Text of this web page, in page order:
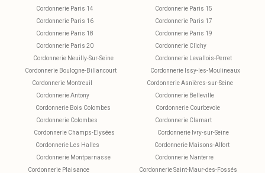
Cordonnerie Paris 14
Cordonnerie Paris 15
Cordonnerie Paris 16
Cordonnerie Paris 17
Cordonnerie Paris 18
Cordonnerie Paris 19
Cordonnerie Paris 20
Cordonnerie Clichy
Cordonnerie Neuilly-Sur-Seine
Cordonnerie Levallois-Perret
Cordonnerie Boulogne-Billancourt
Cordonnerie Issy-les-Moulineaux
Cordonnerie Montreuil
Cordonnerie Asnières-sur-Seine
Cordonnerie Antony
Cordonnerie Belleville
Cordonnerie Bois Colombes
Cordonnerie Courbevoie
Cordonnerie Colombes
Cordonnerie Clamart
Cordonnerie Champs-Elysées
Cordonnerie Ivry-sur-Seine
Cordonnerie Les Halles
Cordonnerie Maisons-Alfort
Cordonnerie Montparnasse
Cordonnerie Nanterre
Cordonnerie Plaisance
Cordonnerie Saint-Maur-des-Fossés